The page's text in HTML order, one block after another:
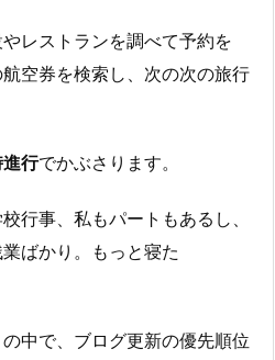
レストランを調べて予約を
空券を検索し、次の次の旅行
行でかぶさります。
行事、私もパートもあるし、
ばかり。もっと寝た
中で、ブログ更新の優先順位